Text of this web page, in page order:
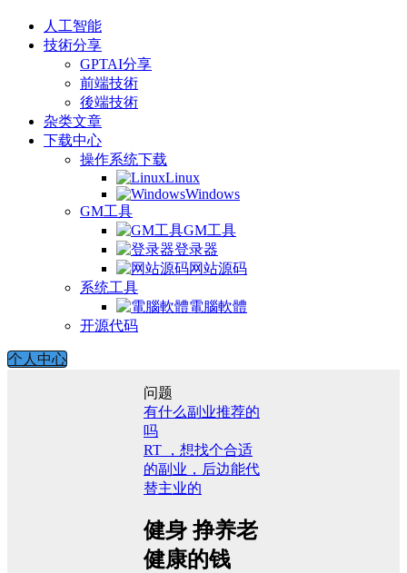
人工智能
技術分享
GPTAI分享
前端技術
後端技術
杂类文章
下载中心
操作系统下载
Linux
Windows
GM工具
GM工具
登录器
网站源码
系统工具
電腦軟體
开源代码
个人中心
问题
有什么副业推荐的
吗
RT ，想找个合适
的副业，后边能代
替主业的
健身 挣养老
健康的钱